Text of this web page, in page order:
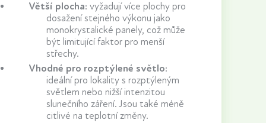
Větší plocha: vyžadují více plochy pro
dosažení stejného výkonu jako
monokrystalické panely, což může
být limitující faktor pro menší
střechy.
Vhodné pro rozptýlené světlo:
ideální pro lokality s rozptýleným
světlem nebo nižší intenzitou
slunečního záření. Jsou také méně
citlivé na teplotní změny.